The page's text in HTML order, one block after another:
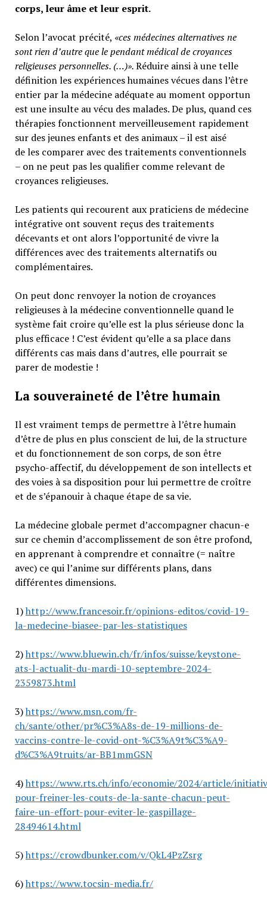
corps, leur âme et leur esprit.
Selon l’avocat précité, «ces médecines alternatives ne
sont rien d’autre que le pendant médical de croyances
religieuses personnelles. (…)».Réduire ainsi à une telle
définition les expériences humaines vécues dans l’être
entier par la médecine adéquate au moment opportun
est une insulte au vécu des malades. De plus, quand ces
thérapies fonctionnent merveilleusement rapidement
sur des jeunes enfants et des animaux – il est aisé
de les comparer avec des traitements conventionnels
– on ne peut pas les qualifier comme relevant de
croyances religieuses.
Les patients qui recourent aux praticiens de médecine
intégrative ont souvent reçus des traitements
décevants et ont alors l’opportunité de vivre la
différences avec des traitements alternatifs ou
complémentaires.
On peut donc renvoyer la notion de croyances
religieuses à la médecine conventionnelle quand le
système fait croire qu’elle est la plus sérieuse donc la
plus efficace ! C’est évident qu’elle a sa place dans
différents cas mais dans d’autres, elle pourrait se
parer de modestie !
La souveraineté de l’être humain
Il est vraiment temps de permettre à l’être humain
d’être de plus en plus conscient de lui, de la structure
et du fonctionnement de son corps, de son être
psycho-affectif, du développement de son intellects et
des voies à sa disposition pour lui permettre de croître
et de s’épanouir à chaque étape de sa vie.
La médecine globale permet d’accompagner chacun-e
sur ce chemin d’accomplissement de son être profond,
en apprenant à comprendre et connaître (= naître
avec) ce qui l’anime sur différents plans, dans
différentes dimensions.
1)http://www.francesoir.fr/opinions-editos/covid-19-
la-medecine-biasee-par-les-statistiques
2)https://www.bluewin.ch/fr/infos/suisse/keystone-
ats-l-actualit-du-mardi-10-septembre-2024-
2359873.html
3)https://www.msn.com/fr-
ch/sante/other/pr%C3%A8s-de-19-millions-de-
vaccins-contre-le-covid-ont-%C3%A9t%C3%A9-
d%C3%A9truits/ar-BB1mmGSN
4)https://www.rts.ch/info/economie/2024/article/
pour-freiner-les-couts-de-la-sante-chacun-peut-
faire-un-effort-pour-eviter-le-gaspillage-
28494614.html
5)https://crowdbunker.com/v/QkL4PzZsrg
6)https://www.tocsin-media.fr/